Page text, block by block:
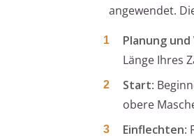
angewendet.
Planung
Länge Ihres
Start:
obere
Einflechten: